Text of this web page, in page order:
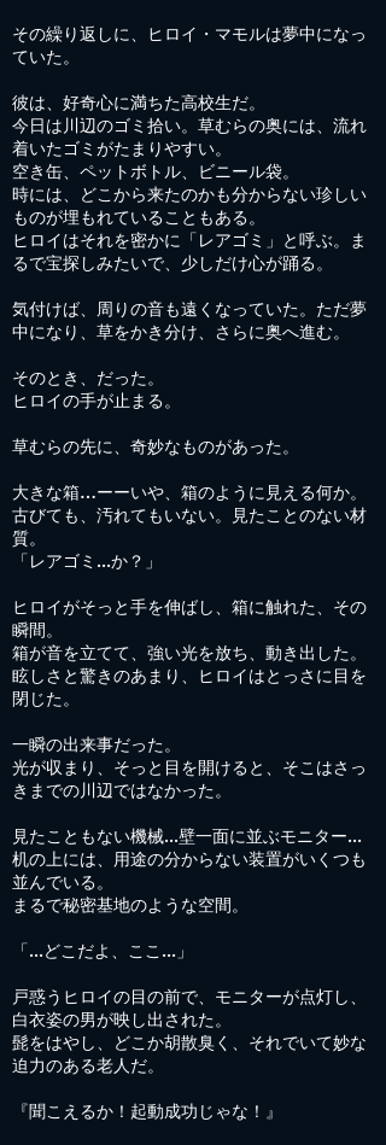
その繰り返しに、ヒロイ・マモルは夢中になっ
ていた。
彼は、好奇心に満ちた高校生だ。
今日は川辺のゴミ拾い。草むらの奥には、流れ
着いたゴミがたまりやすい。
空き缶、ペットボトル、ビニール袋。
時には、どこから来たのかも分からない珍しい
ものが埋もれていることもある。
ヒロイはそれを密かに「レアゴミ」と呼ぶ。ま
るで宝探しみたいで、少しだけ心が踊る。
気付けば、周りの音も遠くなっていた。ただ夢
中になり、草をかき分け、さらに奥へ進む。
そのとき、だった。
ヒロイの手が止まる。
草むらの先に、奇妙なものがあった。
大きな箱…ーーいや、箱のように見える何か。
古びても、汚れてもいない。見たことのない材
質。
「レアゴミ...か？」
ヒロイがそっと手を伸ばし、箱に触れた、その
瞬間。
箱が音を立てて、強い光を放ち、動き出した。
眩しさと驚きのあまり、ヒロイはとっさに目を
閉じた。
一瞬の出来事だった。
光が収まり、そっと目を開けると、そこはさっ
きまでの川辺ではなかった。
見たこともない機械...壁一面に並ぶモニター...
机の上には、用途の分からない装置がいくつも
並んでいる。
まるで秘密基地のような空間。
「...どこだよ、ここ...」
戸惑うヒロイの目の前で、モニターが点灯し、
白衣姿の男が映し出された。
髭をはやし、どこか胡散臭く、それでいて妙な
迫力のある老人だ。
『聞こえるか！起動成功じゃな！』